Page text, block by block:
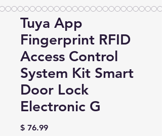
Tuya App
Fingerprint RFID
Access Control
System Kit Smart
Door Lock
Electronic G
$ 76.99Prijs